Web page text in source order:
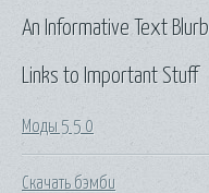
Links to Important Stuff
Моды 5 5 0
Скачать бэмби
An Informative Text Blurb